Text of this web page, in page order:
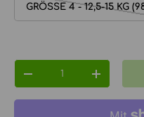
GRÖSSE 4 - 12,5-15 KG
MENGE VERRINGERN
MENGE